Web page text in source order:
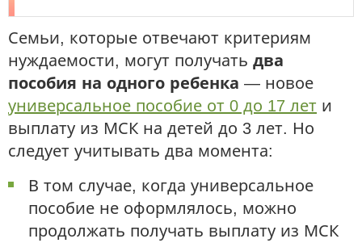
Семьи, которые отвечают критериям
нуждаемости, могут получать два
пособия на одного ребенка — новое
универсальное пособие от 0 до 17 лет и
выплату из МСК на детей до 3 лет. Но
следует учитывать два момента:
В том случае, когда универсальное
пособие не оформлялось, можно
продолжать получать выплату из МСК